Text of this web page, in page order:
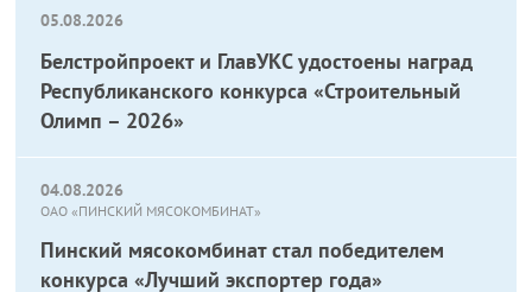
05.08.2026
Белстройпроект и ГлавУКС удостоены наград
Республиканского конкурса «Строительный
Олимп – 2026»
04.08.2026
ОАО «ПИНСКИЙ МЯСОКОМБИНАТ»
Пинский мясокомбинат стал победителем
конкурса «Лучший экспортер года»